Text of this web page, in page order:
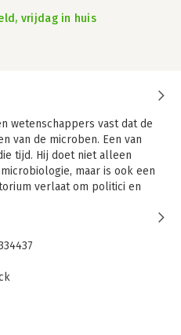
vrijdag in huis
wetenschappers vast dat de
van de microben. Een van
tijd. Hij doet niet alleen
maar is ook een
verlaat om politici en
Latour is gefascineerd door
leven: in de strijd tegen het
mutatie is er opnieuw
en zijn wetenschap, politiek